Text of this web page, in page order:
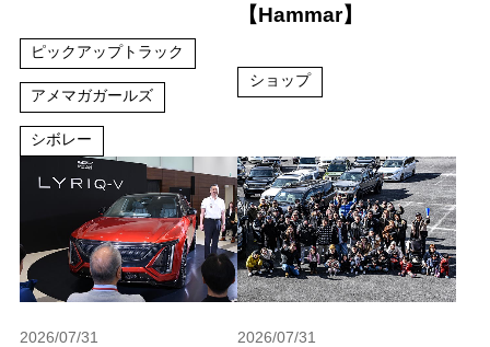
ピックアップトラック
アメマガガールズ
シボレー
【Hammar】
ショップ
2026/07/31 2026/07/31